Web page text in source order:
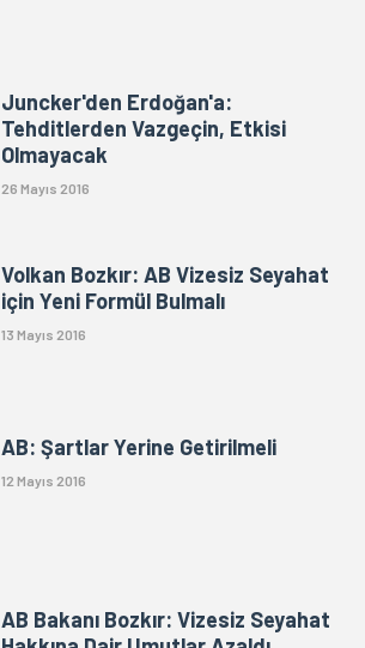
Juncker'den Erdoğan'a:
Tehditlerden Vazgeçin, Etkisi
Olmayacak
26 Mayıs 2016
Volkan Bozkır: AB Vizesiz Seyahat
için Yeni Formül Bulmalı
13 Mayıs 2016
AB: Şartlar Yerine Getirilmeli
12 Mayıs 2016
AB Bakanı Bozkır: Vizesiz Seyahat